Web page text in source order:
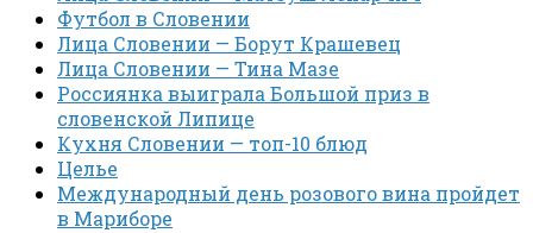
Футбол в Словении
Лица Словении — Борут Крашевец
Лица Словении — Тина Мазе
Россиянка выиграла Большой приз в
словенской Липице
Кухня Словении — топ-10 блюд
Целье
Международный день розового вина пройдет
в Мариборе